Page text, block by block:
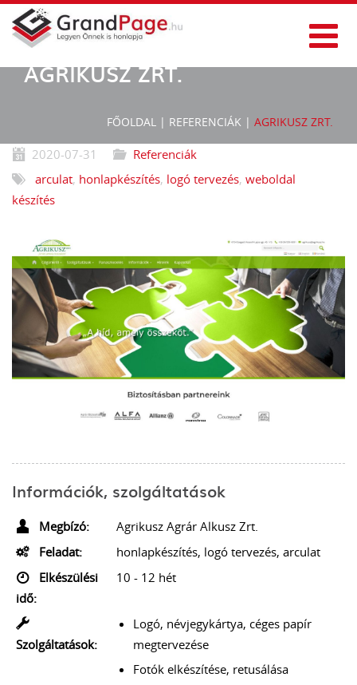
AGRIKUSZ ZRT.
FŐOLDAL | REFERENCIÁK | AGRIKUSZ ZRT.
2020-07-31
Referenciák
arculat, honlapkészítés, logó tervezés, weboldal
készítés
Információk, szolgáltatások
Megbízó:
Agrikusz Agrár Alkusz Zrt.
Feladat:
honlapkészítés, logó tervezés, arculat
Elkészülési
idő:
10 - 12 hét
Szolgáltatások:
Logó, névjegykártya, céges papír
megtervezése
Fotók elkészítése, retusálása